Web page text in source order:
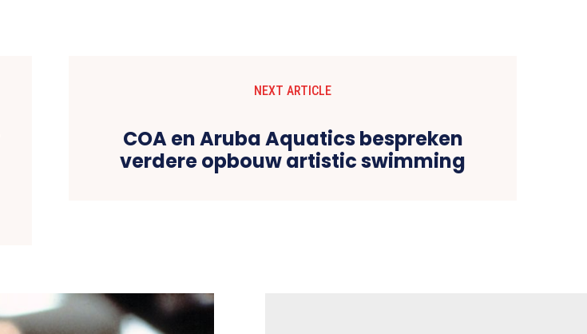
NEXT ARTICLE
COA en Aruba Aquatics bespreken
verdere opbouw artistic swimming